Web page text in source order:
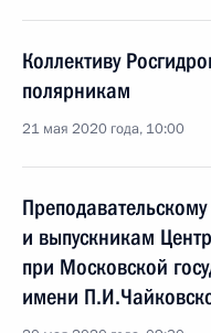
Коллективу
полярникам
21 мая 2020 года, 10:00
и выпускникам
при Московской
имени